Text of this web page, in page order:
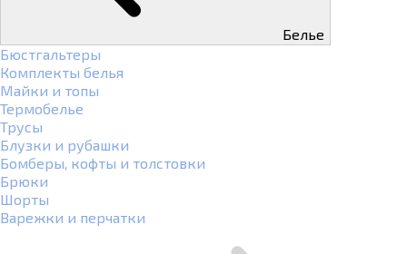
Белье
Бюстгальтеры
Комплекты белья
Майки и топы
Термобелье
Трусы
Блузки и рубашки
Бомберы, кофты и толстовки
Брюки
Шорты
Варежки и перчатки